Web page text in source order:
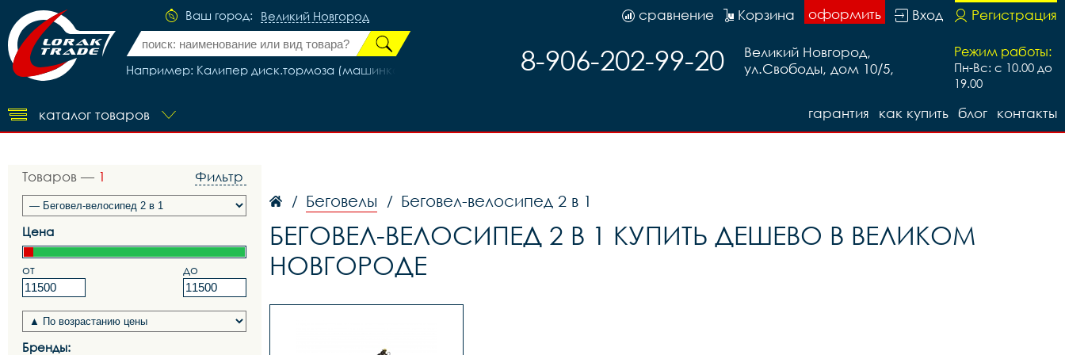
Ваш город: Великий Новгород
Например: Калипер диск.тормоза (машинка) Shunfeng черн.задн, код 90210
Регистрация
Вход
оформить
Корзина
сравнение
Режим работы:
Пн-Вс: с 10.00 до
19.00
Великий Новгород,
ул.Свободы, дом 10/5,
8-906-202-99-20
каталог товаров контакты
блог
как купить
гарантия
Товаров — 1 Фильтр
Цена
от до
Бренды:
/ Беговелы / Беговел-велосипед 2 в 1
БЕГОВЕЛ-ВЕЛОСИПЕД 2 В 1 КУПИТЬ ДЕШЕВО В ВЕЛИКОМ
НОВГОРОДЕ